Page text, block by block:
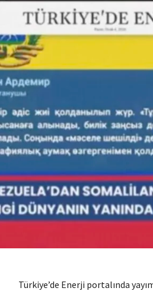
Türkiye’de Enerji portalında